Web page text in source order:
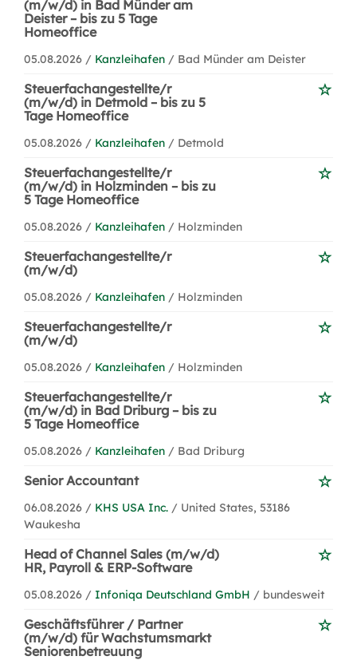
(m/w/d) in Bad Münder am
Deister – bis zu 5 Tage
Homeoffice
05.08.2026 / Kanzleihafen / Bad Münder am Deister
Steuerfachangestellte/r
(m/w/d) in Detmold – bis zu 5
Tage Homeoffice
05.08.2026 / Kanzleihafen / Detmold
Steuerfachangestellte/r
(m/w/d) in Holzminden – bis zu
5 Tage Homeoffice
05.08.2026 / Kanzleihafen / Holzminden
Steuerfachangestellte/r
(m/w/d)
05.08.2026 / Kanzleihafen / Holzminden
Steuerfachangestellte/r
(m/w/d)
05.08.2026 / Kanzleihafen / Holzminden
Steuerfachangestellte/r
(m/w/d) in Bad Driburg – bis zu
5 Tage Homeoffice
05.08.2026 / Kanzleihafen / Bad Driburg
Senior Accountant
06.08.2026 / KHS USA Inc. / United States, 53186
Waukesha
Head of Channel Sales (m/w/d)
HR, Payroll & ERP-Software
05.08.2026 / Infoniqa Deutschland GmbH / bundesweit
Geschäftsführer / Partner
(m/w/d) für Wachstumsmarkt
Seniorenbetreuung